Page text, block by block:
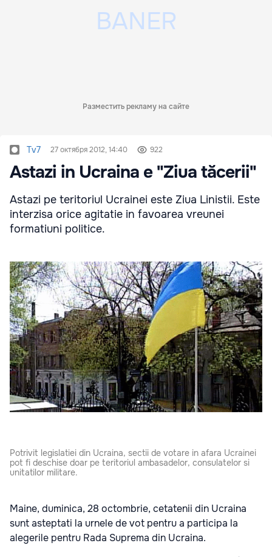
Разместить рекламу на сайте
Tv7 27 октября 2012, 14:40 922
Astazi in Ucraina e "Ziua tăcerii"
Astazi pe teritoriul Ucrainei este Ziua Linistii. Este
interzisa orice agitatie in favoarea vreunei
formatiuni politice.
Potrivit legislatiei din Ucraina, sectii de votare in afara Ucrainei
pot fi deschise doar pe teritoriul ambasadelor, consulatelor si
unitatilor militare.
Maine, duminica, 28 octombrie, cetatenii din Ucraina
sunt asteptati la urnele de vot pentru a participa la
alegerile pentru Rada Suprema din Ucraina.